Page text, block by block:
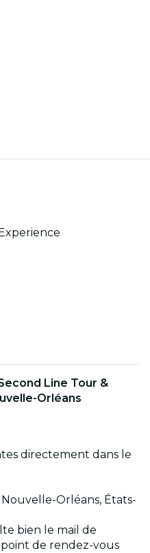
Line Tour &
Orléans
directement dans le
Nouvelle-Orléans, États-
bien le mail de
de rendez-vous